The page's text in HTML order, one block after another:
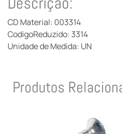
CD Material: 003314
CodigoReduzido: 3314
Unidade de Medida: UN
Produtos